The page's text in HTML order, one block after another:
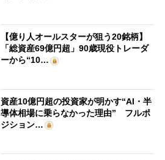
【億り人オールスターが狙う20銘柄】
「総資産69億円超」90歳現役トレーダ
ーから“10…
資産10億円超の投資家が明かす“AI・半
導体相場に乗らなかった理由” フルポ
ジション…